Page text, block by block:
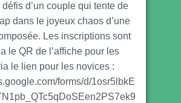
défis d’un couple qui tente de
dans le joyeux chaos d’une
Les inscriptions sont
le QR de l’affiche pour les
le lien pour les novices :
forms/d/1osr5lbkE